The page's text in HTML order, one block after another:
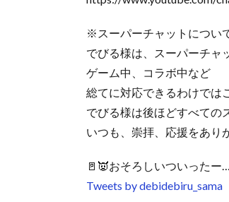
※スーパーチャットについ
でびる様は、スーパーチャ
ゲーム中、コラボ中など
総てに対応できるわけでは
でびる様は後ほどすべての
いつも、崇拝、応援をあり
🚪👿おそろしいついったー
Tweets by debidebiru_sama